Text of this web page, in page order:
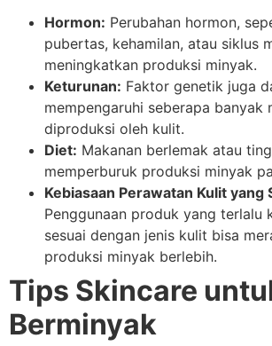
Hormon: Perubahan hormon,
pubertas, kehamilan, atau siklus
meningkatkan produksi minyak.
Keturunan: Faktor genetik juga
mempengaruhi seberapa banyak
diproduksi oleh kulit.
Diet: Makanan berlemak atau
memperburuk produksi minyak
Kebiasaan Perawatan Kulit yang
Penggunaan produk yang terlalu
sesuai dengan jenis kulit bisa
produksi minyak berlebih.
Tips Skincare
Berminyak